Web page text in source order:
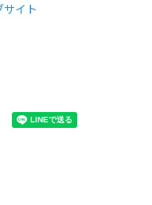
イト